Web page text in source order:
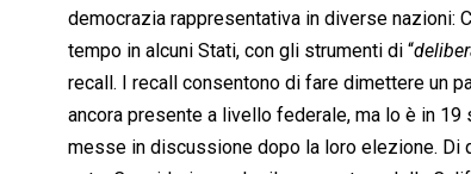
democrazia rappresentativa in diverse nazioni:
tempo in alcuni Stati, con gli strumenti di “
recall. I recall consentono di fare dimettere un
ancora presente a livello federale, ma lo è in
messe in discussione dopo la loro elezione. Di